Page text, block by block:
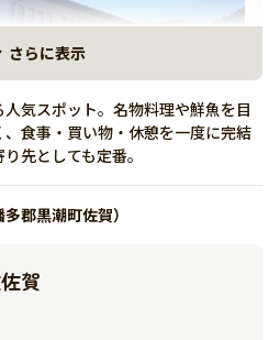
時間ご利用いただけます。
さらに表示
気スポット。名物料理や鮮魚を目
食事・買い物・休憩を一度に完結
先としても定番。
郡黒潮町佐賀）
賀